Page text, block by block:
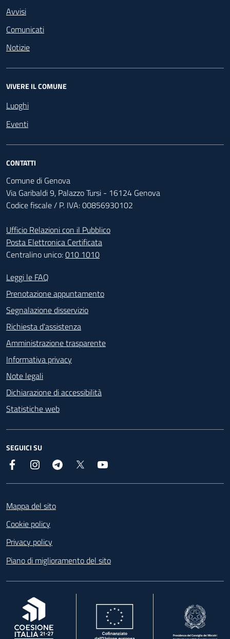
Avvisi
Comunicati
Notizie
VIVERE IL COMUNE
Luoghi
Eventi
CONTATTI
Comune di Genova
Via Garibaldi 9, Palazzo Tursi - 16124 Genova
Codice fiscale / P. IVA: 00856930102
Ufficio Relazioni con il Pubblico
Posta Elettronica Certificata
Centralino unico:010 1010
Footer - Contatti
Leggi le FAQ
Prenotazione appuntamento
Segnalazione disservizio
Richiesta d'assistenza
Amministrazione trasparente
Informativa privacy
Note legali
Dichiarazione di accessibilità
Statistiche web
SEGUICI SU
Facebook InstagramTelegram
Mappa del sito
Cookie policy
Privacy policy
Piano di miglioramento del sito
, apre in una nuova scheda